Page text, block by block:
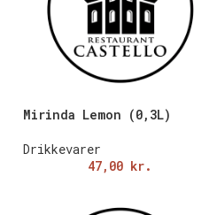
Mirinda Lemon (0,3L)
Drikkevarer
47,00 kr.